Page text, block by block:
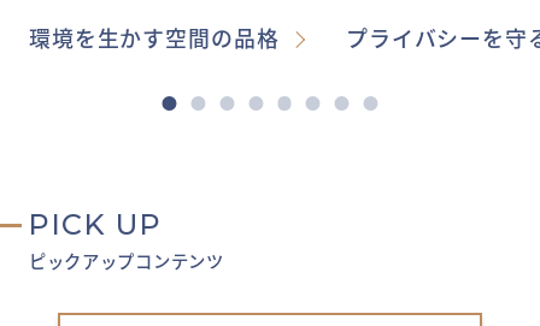
環境を生かす空間の品格 プライバシーを守
PICK UP
ピックアップコンテンツ